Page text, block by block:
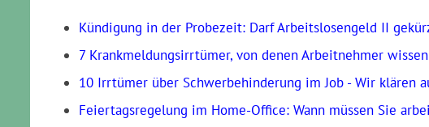
LAG Hessen, Urteil v. 23. 08. 2017, Az.: 6 Sa 137/17
LAG Rheinland-Pfalz, Urteil v. 19.11.2021; Az.: 2 Sa 40/
(29 Bewertungen, Durchschnitt:4,07 von 5)